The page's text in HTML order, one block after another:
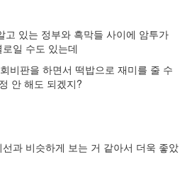
있는 정부와 흑막들 사이에 암투가
일 수도 있는데
비판을 하면서 떡밥으로 재미를 줄 수
안 해도 되겠지?
과 비슷하게 보는 거 같아서 더욱 좋았